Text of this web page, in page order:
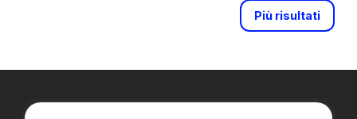
Più risultati